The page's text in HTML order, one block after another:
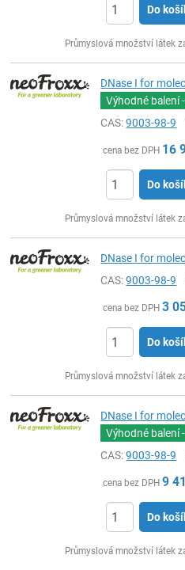
Do
Průmyslová množství látek
DNase I for
Výhodné balení
CAS:9003-98-9
cena bez DPH 16
Do
Průmyslová množství látek
DNase I for
CAS:9003-98-9
cena bez DPH 3
Do
Průmyslová množství látek
DNase I for
Výhodné balení
CAS:9003-98-9
cena bez DPH 9
Do
Průmyslová množství látek